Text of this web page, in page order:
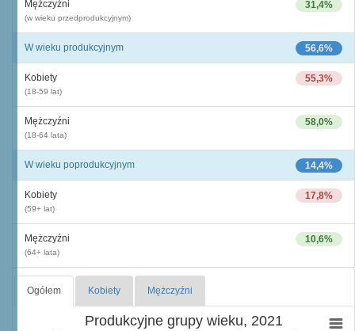
31,4%
Mężczyźni
(w wieku przedprodukcyjnym)
56,6%
W wieku produkcyjnym
55,3%
Kobiety
(18-59 lat)
58,0%
Mężczyźni
(18-64 lata)
14,4%
W wieku poprodukcyjnym
17,8%
Kobiety
(59+ lat)
10,6%
Mężczyźni
(64+ lata)
Ogółem Kobiety Mężczyźni
Produkcyjne grupy wieku, 2021